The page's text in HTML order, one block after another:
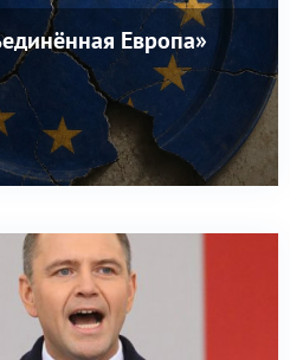
Европа»